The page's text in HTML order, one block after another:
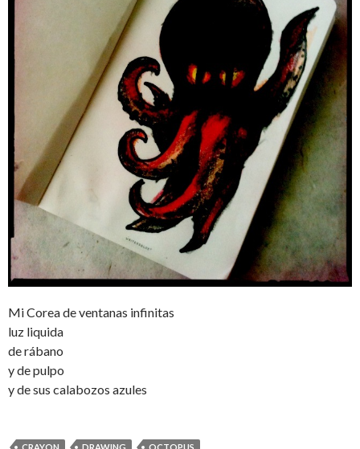
Mi Corea de ventanas infinitas
luz liquida
de rábano
y de pulpo
y de sus calabozos azules